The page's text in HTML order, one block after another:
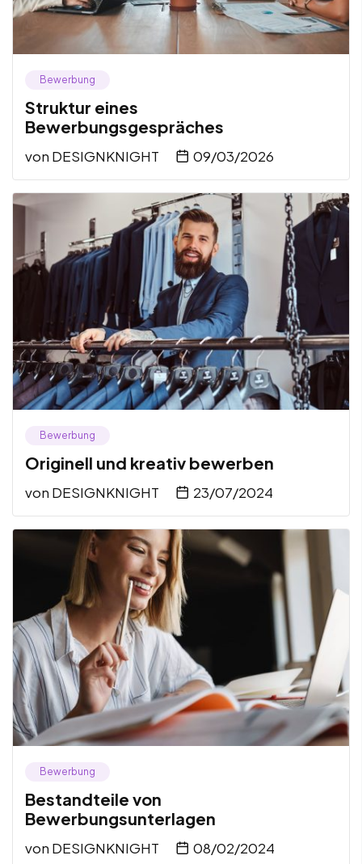
Bewerbung
Struktur eines
Bewerbungsgespräches
von DESIGNKNIGHT 09/03/2026
Bewerbung
Originell und kreativ bewerben
von DESIGNKNIGHT 23/07/2024
Bewerbung
Bestandteile von
Bewerbungsunterlagen
von DESIGNKNIGHT 08/02/2024